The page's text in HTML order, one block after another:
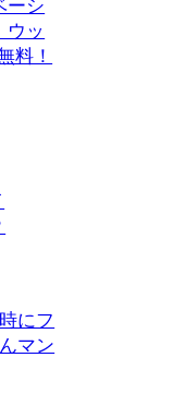
ーシ
ウッ
料！
にフ
マン